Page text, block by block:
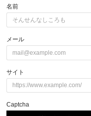
名前
メール
サイト
Captcha